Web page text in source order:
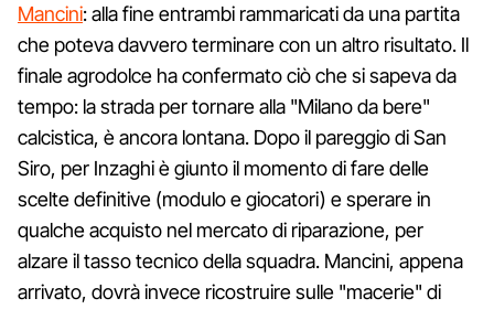
Mancini: alla fine entrambi rammaricati da una partita
che poteva davvero terminare con un altro risultato. Il
finale agrodolce ha confermato ciò che si sapeva da
tempo: la strada per tornare alla "Milano da bere"
calcistica, è ancora lontana. Dopo il pareggio di San
Siro, per Inzaghi è giunto il momento di fare delle
scelte definitive (modulo e giocatori) e sperare in
qualche acquisto nel mercato di riparazione, per
alzare il tasso tecnico della squadra. Mancini, appena
arrivato, dovrà invece ricostruire sulle "macerie" di